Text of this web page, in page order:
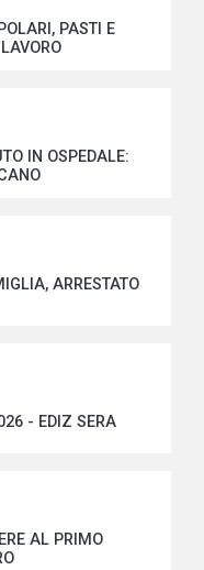
PASTI E
IN OSPEDALE:
ARRESTATO
- EDIZ SERA
AL PRIMO